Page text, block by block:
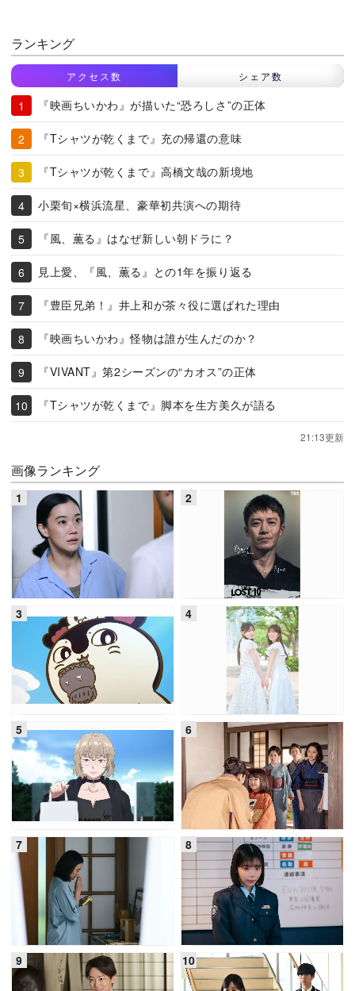
ランキング
アクセス数 シェア数
『映画ちいかわ』が描いた“恐ろしさ”の正体
『Tシャツが乾くまで』充の帰還の意味
『Tシャツが乾くまで』高橋文哉の新境地
小栗旬×横浜流星、豪華初共演への期待
『風、薫る』はなぜ新しい朝ドラに？
見上愛、『風、薫る』との1年を振り返る
『豊臣兄弟！』井上和が茶々役に選ばれた理由
『映画ちいかわ』怪物は誰が生んだのか？
『VIVANT』第2シーズンの“カオス”の正体
『Tシャツが乾くまで』脚本を生方美久が語る
21:13更新
画像ランキング